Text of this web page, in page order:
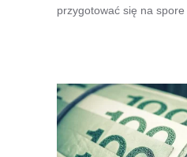
przygotować się na spore